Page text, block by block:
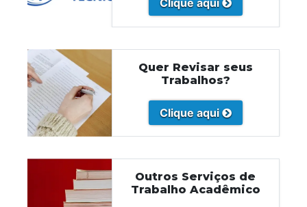
Clique aqui
Quer Revisar seus
Trabalhos?
Clique aqui
Outros Serviços de
Trabalho Acadêmico